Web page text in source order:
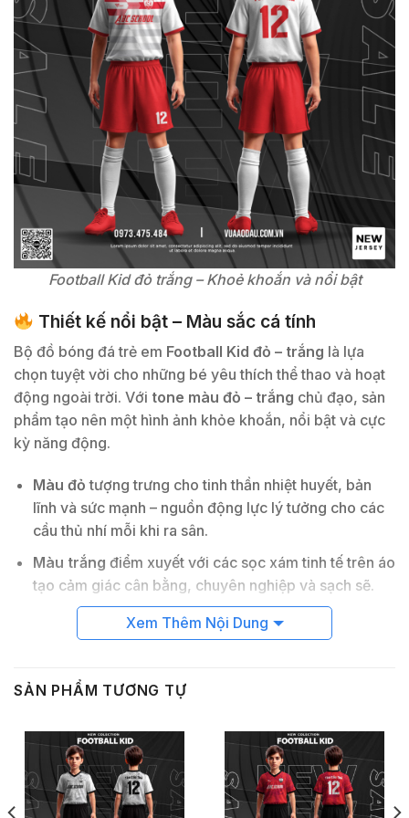
Football Kid đỏ trắng – Khoẻ khoắn và nổi bật
Thiết kế nổi bật – Màu sắc cá tính
Bộ đồ bóng đá trẻ em Football Kid đỏ – trắng là lựa
chọn tuyệt vời cho những bé yêu thích thể thao và hoạt
động ngoài trời. Với tone màu đỏ – trắng chủ đạo, sản
phẩm tạo nên một hình ảnh khỏe khoắn, nổi bật và cực
kỳ năng động.
Màu đỏ tượng trưng cho tinh thần nhiệt huyết, bản
lĩnh và sức mạnh – nguồn động lực lý tưởng cho các
cầu thủ nhí mỗi khi ra sân.
Màu trắng điểm xuyết với các sọc xám tinh tế trên áo
tạo cảm giác cân bằng, chuyên nghiệp và sạch sẽ.
Chất liệu thoáng khí – Đồng hành mọi
Sản phẩm được may từ loại
thoáng khí, chống mồ hôi, co giãn tốt
trong thời gian dài, bộ đồ vẫn đảm bảo sự thoải mái tối
đa.
Kiểu dáng linh hoạt – Phù hợp mọi hoạt
Xem Thêm Nội Dung
SẢN PHẨM TƯƠNG TỰ